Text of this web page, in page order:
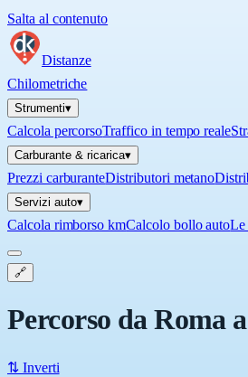
Salta al contenuto
Distanze
Chilometriche
Strumenti▾
Calcola percorsoTraffico in tempo reale
Carburante & ricarica▾
Prezzi carburanteDistributori metano
Servizi auto▾
Calcola rimborso kmCalcolo bollo autoLe
🔗
Percorso da Roma
⇅ Inverti